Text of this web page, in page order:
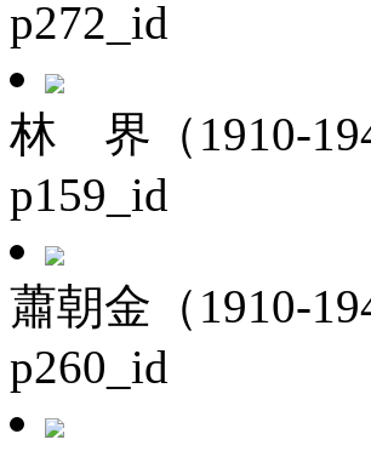
p272_id
林 界（1910-
p159_id
蕭朝金（1910-
p260_id